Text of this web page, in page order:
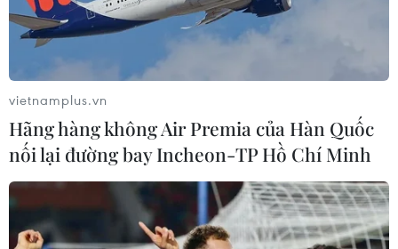
vietnamplus.vn
Hãng hàng không Air Premia của Hàn Quốc
nối lại đường bay Incheon-TP Hồ Chí Minh